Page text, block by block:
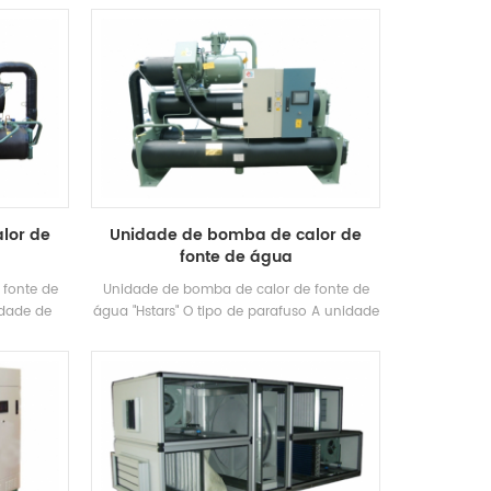
com as
de
Faixa:
de
hot water, which is energy-efficient,
environmentally friendly, and recycles
waste cold discharged during the heating
process through a cold recovery unit to
improve overall energy efficiency and
achieve zero-cost refrigeration. Brand:
Hstars heat capacity range: 25kw-70kw
Applications: Applications: factories,
hospitals, printing plants, etc
de
de
de
fonte de
de
de
de ar
Unidade de bomba de calor de
fonte de água
Unidade de bomba de calor de fonte de
água "Hstars" O tipo de parafuso A unidade
baseada principalmente na energia da
água, e atende às necessidades do
aquecimento de inverno e do resfriamento
de verão através de uma fonte de água
avançada Bomba de calor central de ar
condicionado central Sistema. O sistema é